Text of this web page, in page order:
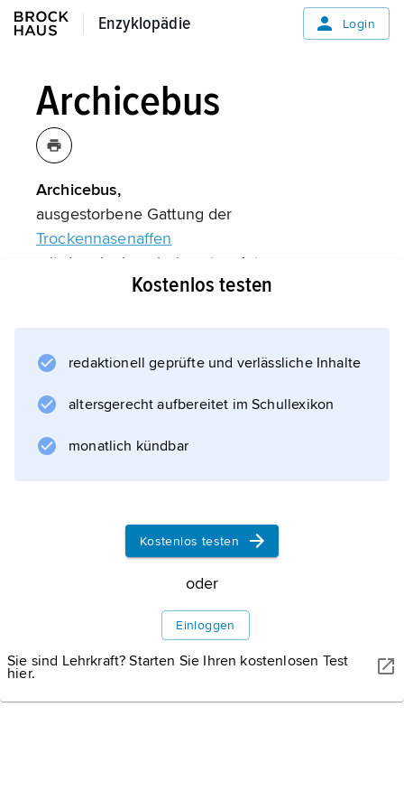
Enzyklopädie
Enzyklopädie Login
Archicebus
Archicebus,
ausgestorbene Gattung der
Trockennasenaffen
mit der einzigen bekannten Art
Archicebus achilles.
aus China erstmals wissenschaftlich
lang, hatte einen etwa 15 cm langen Schwanz
und wog 20–30 g. Es wird
Informationen zum Artikel
Kostenlos testen
redaktionell geprüfte und verlässliche Inhalte
altersgerecht aufbereitet im Schullexikon
monatlich kündbar
Kostenlos testen
oder
Einloggen
Sie sind Lehrkraft? Starten Sie Ihren kostenlosen Test
hier.